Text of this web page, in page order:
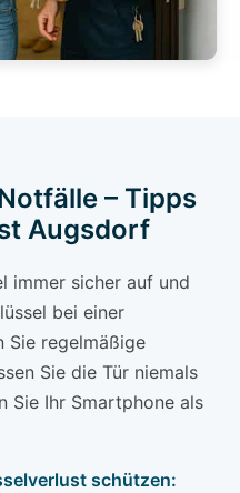
– Tipps
Augsdorf
immer sicher auf und
bei einer
Sie regelmäßige
Sie die Tür niemals
Sie Ihr Smartphone als
schützen: